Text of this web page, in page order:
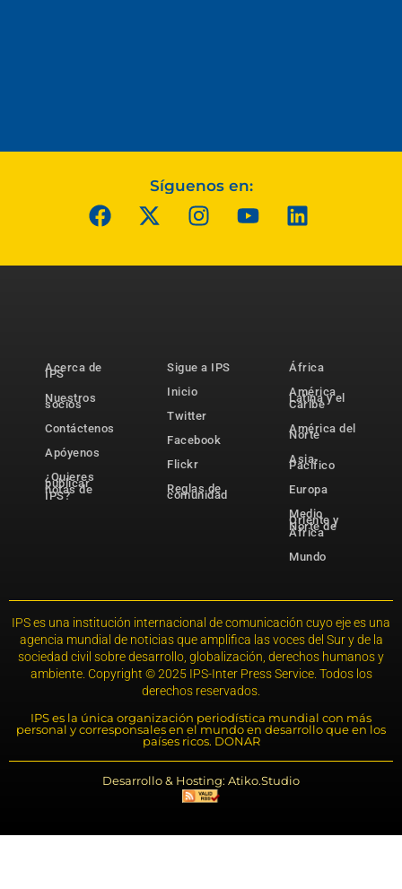
Síguenos en:
Acerca de
IPS
Nuestros
socios
Contáctenos
Apóyenos
¿Quieres
publicar
notas de
IPS?
Sigue a IPS
Inicio
Twitter
Facebook
Flickr
Reglas de
comunidad
África
América
Latina y el
Caribe
América del
Norte
Asia-
Pacífico
Europa
Medio
Oriente y
Norte de
África
Mundo
IPS es una institución internacional de comunicación cuyo eje es una
agencia mundial de noticias que amplifica las voces del Sur y de la
sociedad civil sobre desarrollo, globalización, derechos humanos y
ambiente. Copyright © 2025 IPS-Inter Press Service. Todos los
derechos reservados.
IPS es la única organización periodística mundial con más
personal y corresponsales en el mundo en desarrollo que en los
países ricos. DONAR
Desarrollo & Hosting: Atiko.Studio